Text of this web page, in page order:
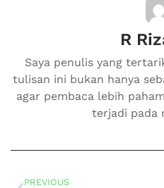
R
Saya penulis yang
tulisan ini bukan hanya
agar pembaca lebih
terjadi pada
PREVIOUS